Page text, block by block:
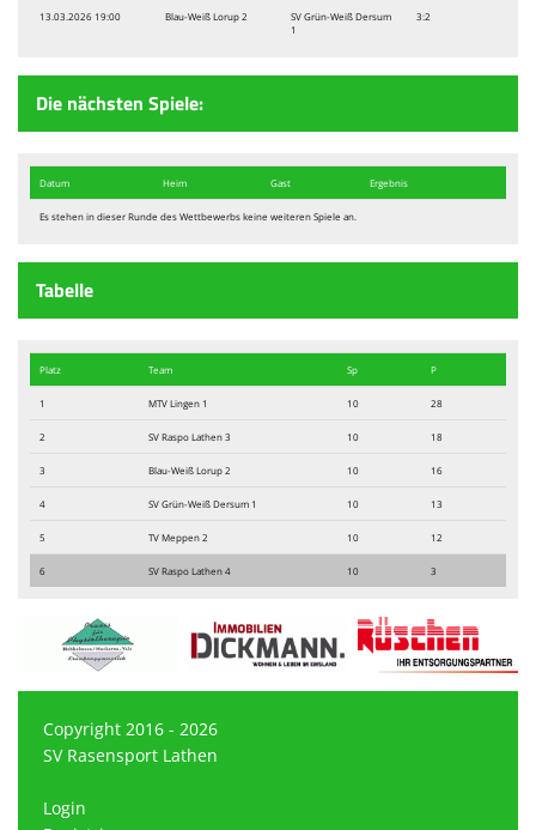
13.03.2026 19:00 Blau-Weiß Lorup 2
SV Grün-Weiß Dersum
1
3:2
Die nächsten Spiele:
Datum Heim Gast Ergebnis
Es stehen in dieser Runde des Wettbewerbs keine weiteren Spiele an.
Tabelle
Platz Team Sp P
1 MTV Lingen 1 10 28
2 SV Raspo Lathen 3 10 18
3 Blau-Weiß Lorup 2 10 16
4 SV Grün-Weiß Dersum 1 10 13
5 TV Meppen 2 10 12
6 SV Raspo Lathen 4 10 3
Copyright 2016 - 2026
SV Rasensport Lathen
Login